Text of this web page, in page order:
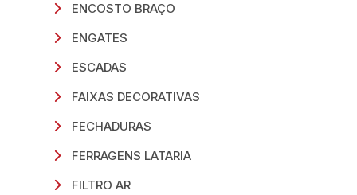
ENCOSTO BRAÇO
ENGATES
ESCADAS
FAIXAS DECORATIVAS
FECHADURAS
FERRAGENS LATARIA
FILTRO AR